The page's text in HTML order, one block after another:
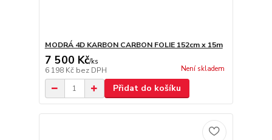
MODRÁ 4D KARBON CARBON FOLIE 152cm x 15m
7 500 Kč/ks
6 198 Kč bez DPH Není skladem
Přidat do košíku